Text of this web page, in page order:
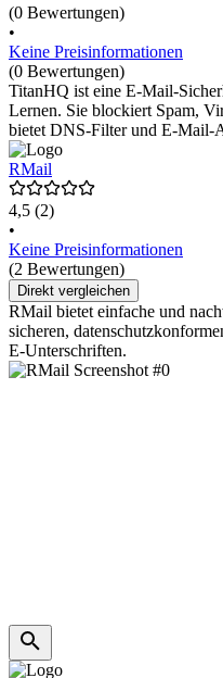
(0 Bewertungen)
•
Keine Preisinformationen
(0 Bewertungen)
TitanHQ ist eine E-Mail-
Lernen. Sie blockiert Spam,
bietet DNS-Filter und E-Mail-
RMail
4,5 (2)
•
Keine Preisinformationen
(2 Bewertungen)
Direkt vergleichen
RMail bietet einfache und
sicheren,
E-Unterschriften.